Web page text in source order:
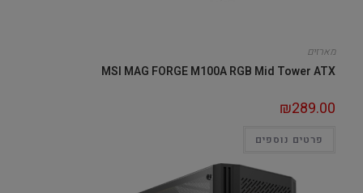
מארזים
MSI MAG FORGE M100A RGB Mid Tower ATX
₪289.00
פרטים נוספים